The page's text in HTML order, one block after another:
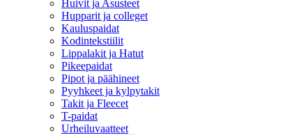
Huivit ja Asusteet
Hupparit ja colleget
Kauluspaidat
Kodintekstiilit
Lippalakit ja Hatut
Pikeepaidat
Pipot ja päähineet
Pyyhkeet ja kylpytakit
Takit ja Fleecet
T-paidat
Urheiluvaatteet